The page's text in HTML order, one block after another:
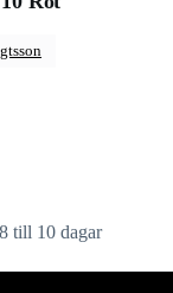
till 10 dagar